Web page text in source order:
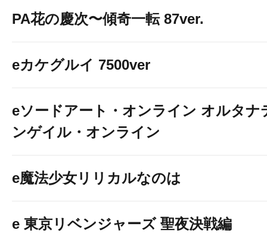
PA花の慶次〜傾奇一転 87ver.
eカケグルイ 7500ver
eソードアート・オンライン オルタナ
ンゲイル・オンライン
e魔法少女リリカルなのは
e 東京リベンジャーズ 聖夜決戦編